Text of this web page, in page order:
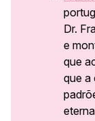
Dr.
e
que
que a